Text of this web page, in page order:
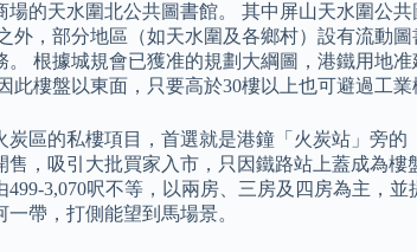
場的天水圍北公共圖書館。 其中屏山天水圍公
外，部分地區（如天水圍及各鄉村）設有流動
。 根據城規會已獲准的規劃大綱圖，港鐵用地
此樓盤以東面，只要高於30樓以上也可避過工業
炭區的私樓項目，首選就是港鐘「火炭站」旁
售，吸引大批買家入市，只因鐵路站上蓋成為
499-3,070呎不等，以兩房、三房及四房為主，
一帶，打側能望到馬場景。